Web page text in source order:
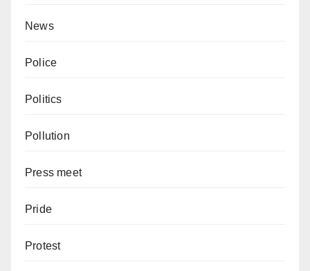
News
Police
Politics
Pollution
Press meet
Pride
Protest